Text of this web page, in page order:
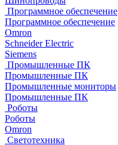
Программное обеспечение
Программное обеспечение
Omron
Schneider Electric
Siemens
Промышленные ПК
Промышленные ПК
Промышленные мониторы
Промышленные ПК
Роботы
Роботы
Omron
Светотехника